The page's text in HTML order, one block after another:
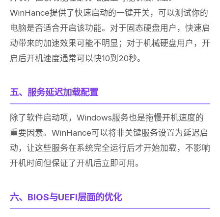
WinHance提供了快速启动的一键开关，可以测试你的
电脑是否适合开启该功能。对于固态硬盘用户，快速启
动带来的加速效果可能不明显；对于机械硬盘用户，开
启后开机速度通常可以快10到20秒。
五、服务延迟加载配置
除了软件启动项，Windows服务也是拖慢开机速度的
重要因素。WinHance可以将非关键服务设置为延迟启
动，让这些服务在系统完全运行后才开始加载，不影响
开机时间但保证了开机后立即可用。
六、BIOS与UEFI层面的优化